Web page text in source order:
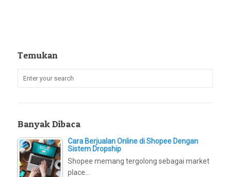
Temukan
Banyak Dibaca
Cara Berjualan Online di Shopee Dengan
Sistem Dropship
Shopee memang tergolong sebagai market
place…